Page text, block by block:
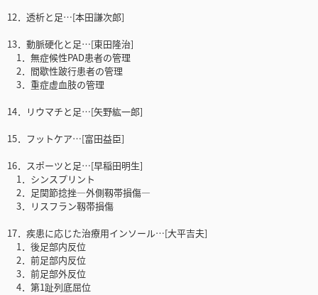
12．透析と足…[本田謙次郎]
13．動脈硬化と足…[東田隆治]
1．無症候性PAD患者の管理
2．間歇性跛行患者の管理
3．重症虚血肢の管理
14．リウマチと足…[矢野紘一郎]
15．フットケア…[富田益臣]
16．スポーツと足…[早稲田明生]
1．シンスプリント
2．足関節捻挫―外側靱帯損傷―
3．リスフラン靱帯損傷
17．疾患に応じた治療用インソール…[大平吉夫]
1．後足部内反位
2．前足部内反位
3．前足部外反位
4．第1趾列底屈位